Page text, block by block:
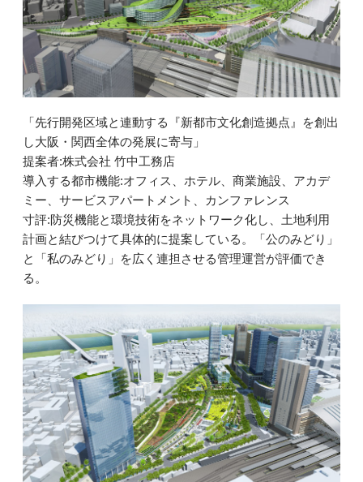
「先行開発区域と連動する『新都市文化創造拠点』を創出
し大阪・関西全体の発展に寄与」
提案者:株式会社 竹中工務店
導入する都市機能:オフィス、ホテル、商業施設、アカデ
ミー、サービスアパートメント、カンファレンス
寸評:防災機能と環境技術をネットワーク化し、土地利用
計画と結びつけて具体的に提案している。「公のみどり」
と「私のみどり」を広く連担させる管理運営が評価でき
る。